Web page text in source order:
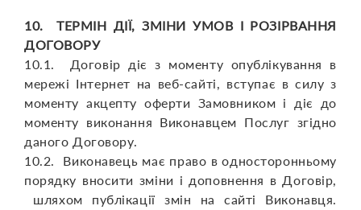
10. ТЕРМІН ДІЇ, ЗМІНИ УМОВ І РОЗІРВАННЯ
ДОГОВОРУ
10.1. Договір діє з моменту опублікування в
мережі Інтернет на веб-сайті, вступає в силу з
моменту акцепту оферти Замовником і діє до
моменту виконання Виконавцем Послуг згідно
даного Договору.
10.2. Виконавець має право в односторонньому
порядку вносити зміни і доповнення в Договір,
шляхом публікації змін на сайті Виконавця.